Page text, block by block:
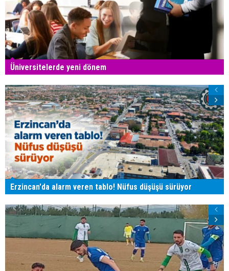
Üniversitelerde yeni dönem
Erzincan'da alarm veren tablo! Nüfus düşüşü sürüyor